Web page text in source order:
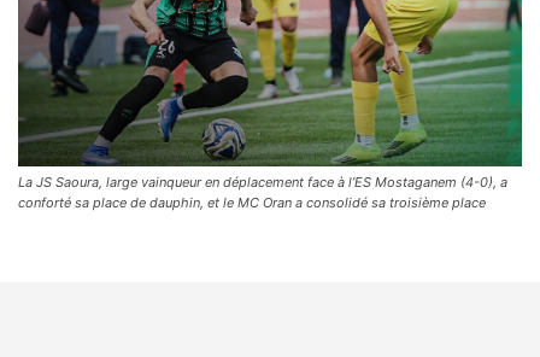
La JS Saoura, large vainqueur en déplacement face à l’ES Mostaganem (4-0), a
conforté sa place de dauphin, et le MC Oran a consolidé sa troisième place